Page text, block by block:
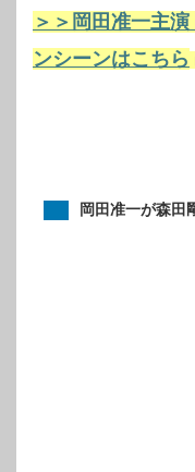
＞＞岡田准一主
ンシーンはこちら
岡田准一が森田